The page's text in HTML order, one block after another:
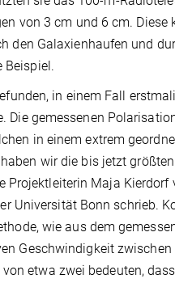
von 3 cm und 6 cm. Diese
den Galaxienhaufen und
Beispiel.
in einem Fall
gemessenen
in einem extrem
wir die bis jetzt größten
Projektleiterin Maja Kierdorf
Universität Bonn schrieb.
wie aus dem
Geschwindigkeit
etwa zwei bedeuten,